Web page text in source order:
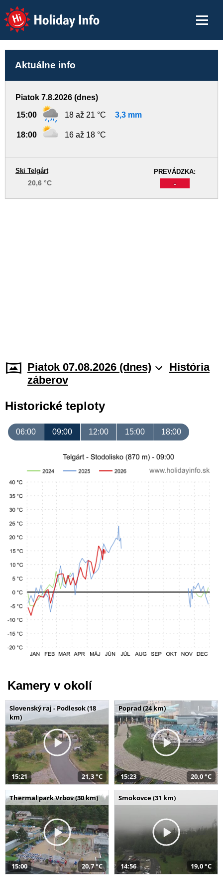
Holiday Info
Aktuálne info
Piatok 7.8.2026 (dnes)
15:00 18 až 21 °C 3,3 mm
18:00 16 až 18 °C
PREVÁDZKA:
-
Ski Telgárt
20,6 °C
Piatok 07.08.2026 (dnes)
História
záberov
Historické teploty
06:00 09:00 12:00 15:00 18:00
Kamery v okolí
Slovenský raj - Podlesok (18
km)
15:21 21,3 °C
Poprad (24 km)
15:23 20,0 °C
Thermal park Vrbov (30 km)
15:00 20,7 °C
Smokovce (31 km)
14:56 19,0 °C